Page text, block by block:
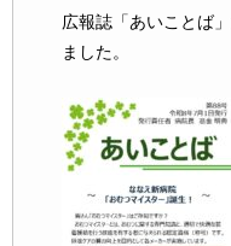
広報誌「あいことば
ました。